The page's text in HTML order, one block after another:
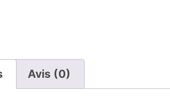
Avis (0)